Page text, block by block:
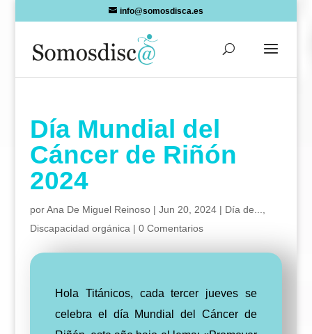
info@somosdisca.es
Día Mundial del
Cáncer de Riñón
2024
porAna De Miguel Reinoso| Jun 20, 2024| Día de...
Discapacidad orgánica | 0 Comentarios
Hola Titánicos, cada tercer jueves se
celebra el día Mundial del Cáncer de